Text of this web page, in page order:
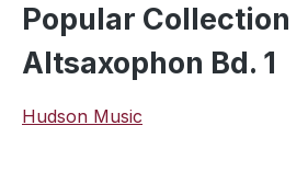
Popular Collection
Altsaxophon Bd. 1
Hudson Music